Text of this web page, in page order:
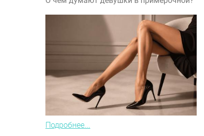
Подробнее...